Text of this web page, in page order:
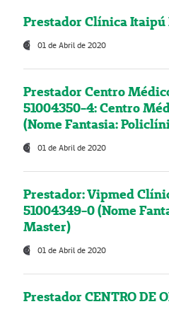
Prestador Clínica Itaipú
01 de Abril de 2020
Prestador Centro
51004350-4: Centro
(Nome Fantasia:
01 de Abril de 2020
Prestador: Vipmed
51004349-0 (Nome
Master)
01 de Abril de 2020
Prestador CENTRO DE